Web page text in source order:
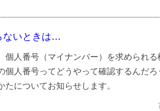
ないときは…
人番号（マイナンバー）を求められる
人番号ってどうやって確認するんだろ
についてお知らせします。